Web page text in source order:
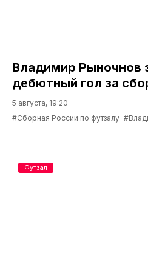
Владимир Рыночнов
дебютный гол за
5 августа, 19:20
#Сборная России по футзалу
Футзал